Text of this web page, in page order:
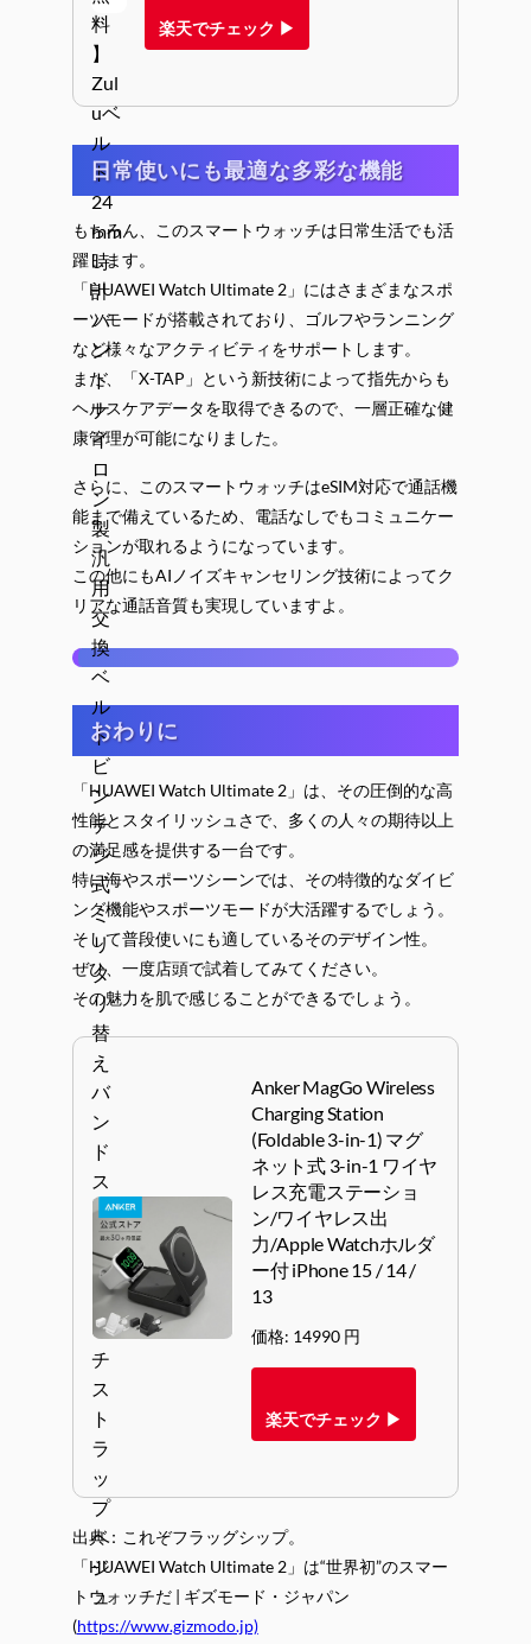
楽天でチェック ▶
日常使いにも最適な多彩な機能
もちろん、このスマートウォッチは日常生活でも活
躍します。
「HUAWEI Watch Ultimate 2」にはさまざまなスポ
ーツモードが搭載されており、ゴルフやランニング
など様々なアクティビティをサポートします。
また、「X-TAP」という新技術によって指先からも
ヘルスケアデータを取得できるので、一層正確な健
康管理が可能になりました。
さらに、このスマートウォッチはeSIM対応で通話機
能まで備えているため、電話なしでもコミュニケー
ションが取れるようになっています。
この他にもAIノイズキャンセリング技術によってク
リアな通話音質も実現していますよ。
おわりに
「HUAWEI Watch Ultimate 2」は、その圧倒的な高
性能とスタイリッシュさで、多くの人々の期待以上
の満足感を提供する一台です。
特に海やスポーツシーンでは、その特徴的なダイビ
ング機能やスポーツモードが大活躍するでしょう。
そして普段使いにも適しているそのデザイン性。
ぜひ、一度店頭で試着してみてください。
その魅力を肌で感じることができるでしょう。
Anker MagGo Wireless
Charging Station
(Foldable 3-in-1) マグ
ネット式 3-in-1 ワイヤ
レス充電ステーショ
ン/ワイヤレス出
力/Apple Watchホルダ
ー付 iPhone 15 / 14 /
13
価格: 14990 円
楽天でチェック ▶
出典：これぞフラッグシップ。
「HUAWEI Watch Ultimate 2」は“世界初”のスマー
トウォッチだ | ギズモード・ジャパン
(https://www.gizmodo.jp)